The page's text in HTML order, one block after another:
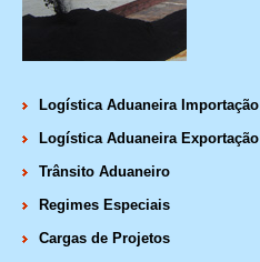
Logística Aduaneira Importação
Logística Aduaneira Exportação
Trânsito Aduaneiro
Regimes Especiais
Cargas de Projetos